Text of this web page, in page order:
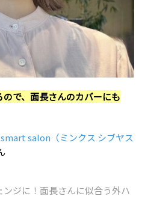
で、面長さんのカバーにも
salon（ミンクス シブヤス
ジに！面長さんに似合う外ハ